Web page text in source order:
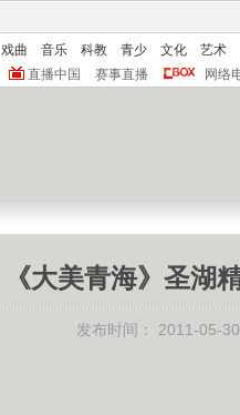
戏曲 音乐 科教 青少 文化
艺术
直播中国 赛事直播 网络
《大美青海》圣湖
发布时间： 2011-05-